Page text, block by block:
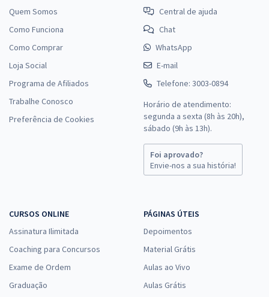
Quem Somos
Como Funciona
Como Comprar
Loja Social
Programa de Afiliados
Trabalhe Conosco
Preferência de Cookies
Central de ajuda
Chat
WhatsApp
E-mail
Telefone: 3003-0894
Horário de atendimento:
segunda a sexta (8h às 20h),
sábado (9h às 13h).
Foi aprovado?
Envie-nos a sua história!
CURSOS ONLINE
Assinatura Ilimitada
Coaching para Concursos
Exame de Ordem
Graduação
PÁGINAS ÚTEIS
Depoimentos
Material Grátis
Aulas ao Vivo
Aulas Grátis